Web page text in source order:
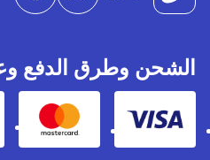
الشحن وطرق الدفع
Visa